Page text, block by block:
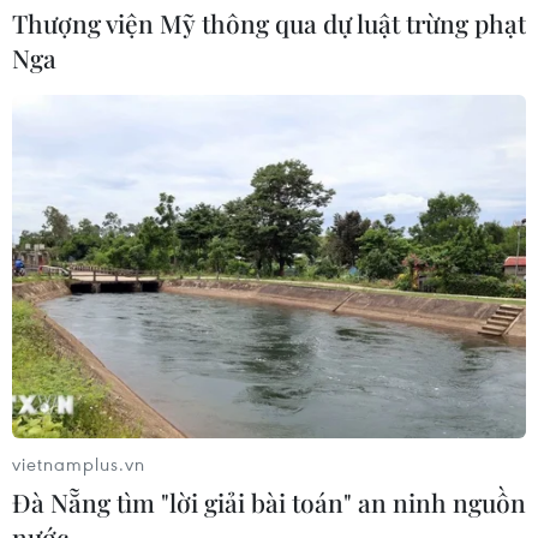
xa trung tâm tiếp cận hành chính
08/08/2026 05:38
Chuyển mạnh sang ngăn chặn,
phòng ngừa từ sớm, từ xa thông tin
xấu độc trên mạng
08/08/2026 05:35
Thượng viện Mỹ thông qua dự luật trừng phạt
Nga
vietnamplus.vn
Đà Nẵng tìm "lời giải bài toán" an ninh nguồn